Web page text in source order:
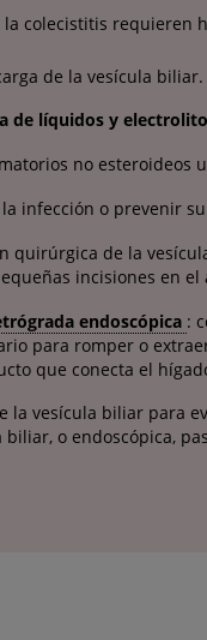
colecistitis requieren
de la vesícula biliar.
de líquidos y
no esteroideos
infección o prevenir
quirúrgica de la
incisiones en
endoscópica :
para romper o
que conecta el
la vesícula biliar para
o endoscópica,